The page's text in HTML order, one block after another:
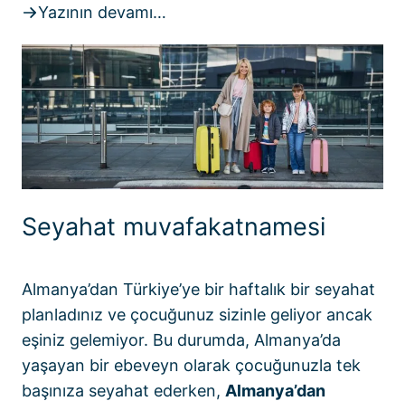
Yazının devamı…
Seyahat muvafakatnamesi
Almanya’dan Türkiye’ye bir haftalık bir seyahat
planladınız ve çocuğunuz sizinle geliyor ancak
eşiniz gelemiyor. Bu durumda, Almanya’da
yaşayan bir ebeveyn olarak çocuğunuzla tek
başınıza seyahat ederken, Almanya’dan